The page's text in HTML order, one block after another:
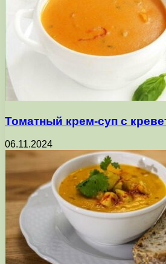
Томатный крем-суп с
06.11.2024